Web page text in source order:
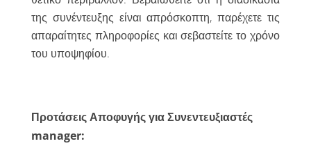
της συνέντευξης είναι απρόσκοπτη, παρέχετε τις
απαραίτητες πληροφορίες και σεβαστείτε το χρόνο
του υποψηφίου.
Προτάσεις Αποφυγής για Συνεντευξιαστές
manager: